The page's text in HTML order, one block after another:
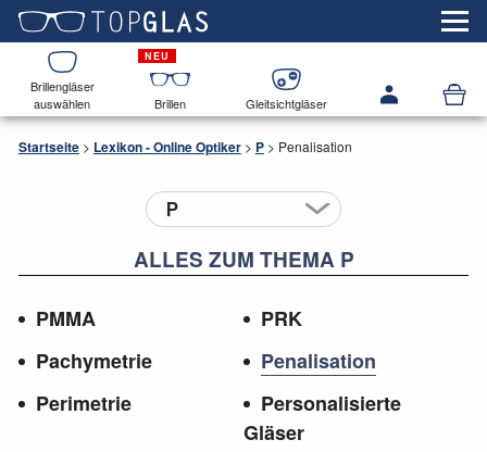
Brillengläser
auswählen
Brillen Gleitsichtgläser
Startseite > Lexikon - Online Optiker > P > Penalisation
ALLES ZUM THEMA P
PMMA
PRK
Pachymetrie
Penalisation
Perimetrie
Personalisierte
Gläser